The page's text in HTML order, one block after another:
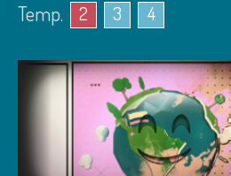
Temp. 2 3 4